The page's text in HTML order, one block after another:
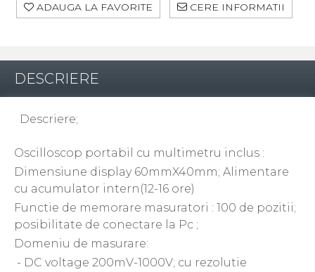
ADAUGA LA FAVORITE CERE INFORMATII
DESCRIERE
Descriere;
Oscilloscop portabil cu multimetru inclus :
Dimensiune display 60mmX40mm; Alimentare
cu acumulator intern(12-16 ore)
Functie de memorare masuratori : 100 de pozitii;
posibilitate de conectare la Pc ;
Domeniu de masurare:
- DC voltage 200mV-1000V; cu rezolutie